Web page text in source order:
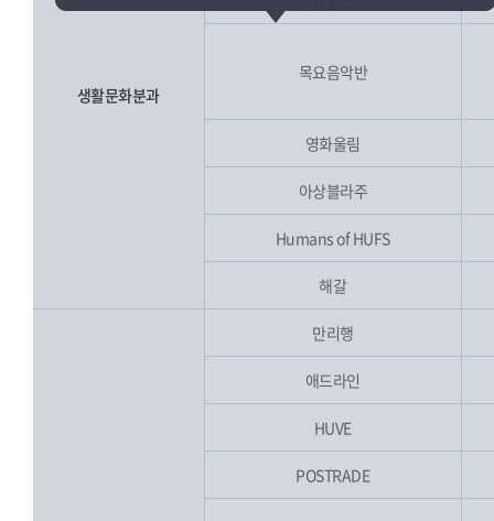
생활문화분과
목요음악반
영화울림
아상블라주
Humans of HUFS
해갈
만리행
애드라인
HUVE
POSTRADE